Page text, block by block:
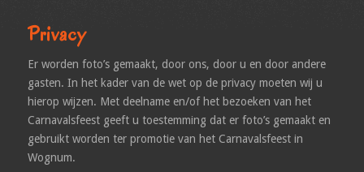
Privacy
Er worden foto’s gemaakt, door ons, door u en door andere
gasten. In het kader van de wet op de privacy moeten wij u
hierop wijzen. Met deelname en/of het bezoeken van het
Carnavalsfeest geeft u toestemming dat er foto’s gemaakt en
gebruikt worden ter promotie van het Carnavalsfeest in
Wognum.